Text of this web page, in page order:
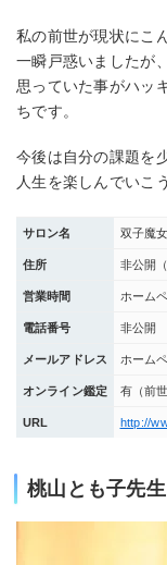
私の前世が現状にこ
一瞬戸惑いましたが
思っていた事がハッ
ちです。
今後は自分の課題を
人生を楽しんでいこ
サロン名 双子魔女
住所 非公開
営業時間 ホーム
電話番号 非公開
メールアドレス ホーム
オンライン鑑定 有（前
URL http://
桃山とも子先生